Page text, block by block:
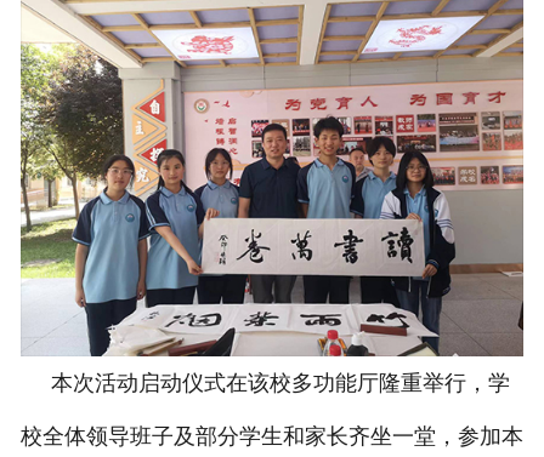
本次活动启动仪式在该校多功能厅隆重举行，学
校全体领导班子及部分学生和家长齐坐一堂，参加本